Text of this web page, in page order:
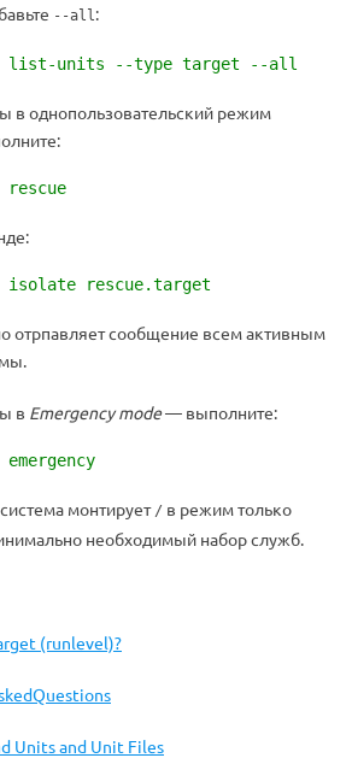
--all :
list-units --type target --all
в однопользовательский режим
isolate rescue.target
отрпавляет сообщение всем активным
в Emergency mode— выполните:
монтирует / в режим только
необходимый набор служб.
(runlevel)?
Units and Unit Files